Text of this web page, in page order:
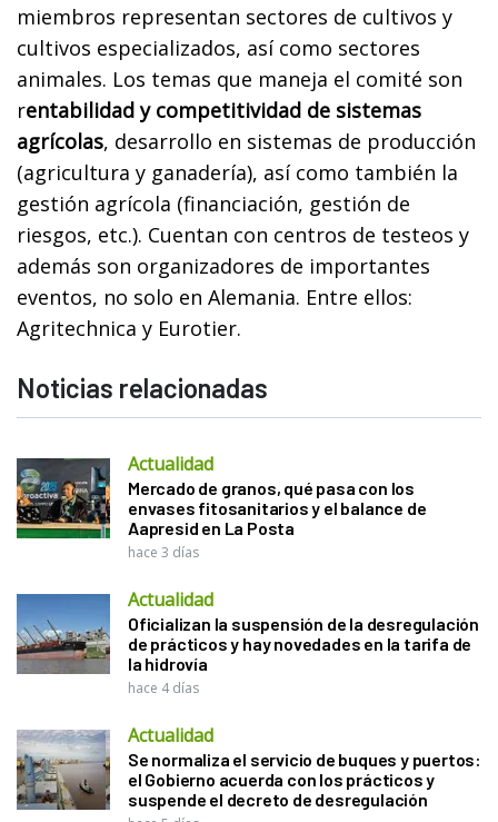
miembros representan sectores de cultivos y
cultivos especializados, así como sectores
animales. Los temas que maneja el comité son
rentabilidad y competitividad de sistemas
agrícolas, desarrollo en sistemas de producción
(agricultura y ganadería), así como también la
gestión agrícola (financiación, gestión de
riesgos, etc.). Cuentan con centros de testeos y
además son organizadores de importantes
eventos, no solo en Alemania. Entre ellos:
Agritechnica y Eurotier.
Noticias relacionadas
Actualidad
Mercado de granos, qué pasa con los
envases fitosanitarios y el balance de
Aapresid en La Posta
hace 3 días
Actualidad
Oficializan la suspensión de la desregulación
de prácticos y hay novedades en la tarifa de
la hidrovía
hace 4 días
Actualidad
Se normaliza el servicio de buques y puertos:
el Gobierno acuerda con los prácticos y
suspende el decreto de desregulación